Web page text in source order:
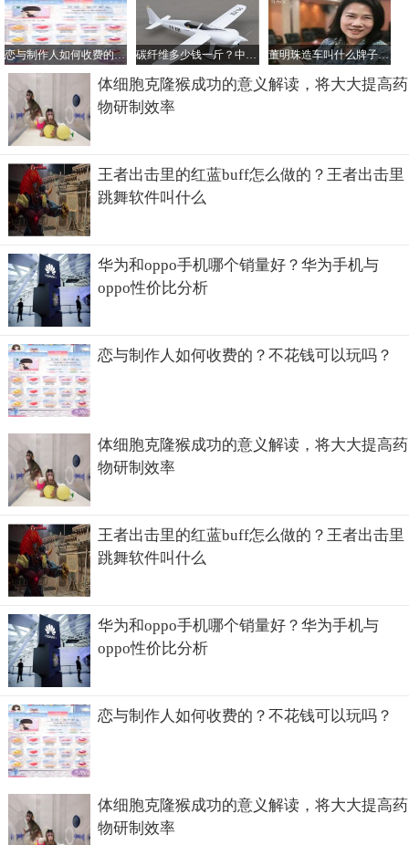
恋与制作人如何收费的？不花钱可以玩吗？ 碳纤维多少钱一斤？中国最好的碳纤维公司是哪家？ 董明珠造车叫什么牌子？她的电动汽车一辆多少钱？
体细胞克隆猴成功的意义解读，将大大提高药
物研制效率
王者出击里的红蓝buff怎么做的？王者出击里
跳舞软件叫什么
华为和oppo手机哪个销量好？华为手机与
oppo性价比分析
恋与制作人如何收费的？不花钱可以玩吗？
体细胞克隆猴成功的意义解读，将大大提高药
物研制效率
王者出击里的红蓝buff怎么做的？王者出击里
跳舞软件叫什么
华为和oppo手机哪个销量好？华为手机与
oppo性价比分析
恋与制作人如何收费的？不花钱可以玩吗？
体细胞克隆猴成功的意义解读，将大大提高药
物研制效率